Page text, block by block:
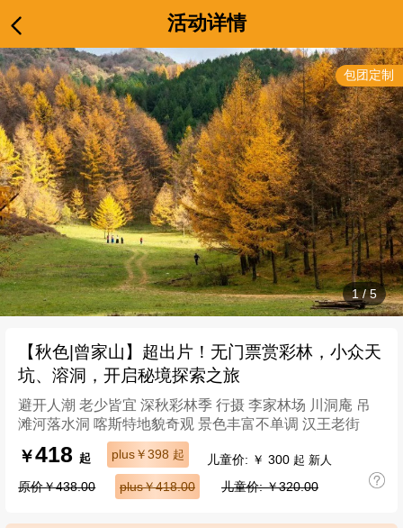
活动详情
1/5
【秋色|曾家山】超出片！无门票赏彩林，小众天
坑、溶洞，开启秘境探索之旅
避开人潮 老少皆宜 深秋彩林季 行摄 李家林场 川洞庵 吊
滩河落水洞 喀斯特地貌奇观 景色丰富不单调 汉王老街
￥418起 plus￥398 起 儿童价: ￥ 300 起 新人
原价￥438.00 plus￥418.00 儿童价: ￥320.00
包团定制